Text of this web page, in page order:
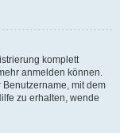
komplett
anmelden können.
mit dem
zu erhalten, wende